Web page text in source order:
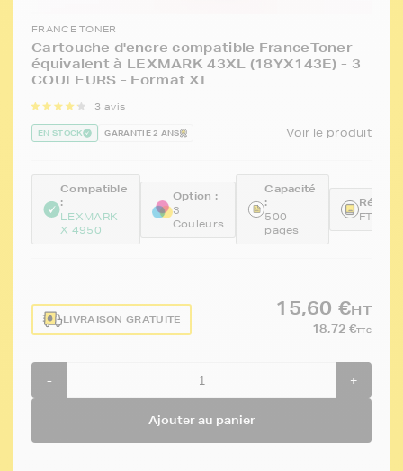
FRANCE TONER
Cartouche d'encre compatible FranceToner
équivalent à LEXMARK 43XL (18YX143E) - 3
COULEURS - Format XL
3 avis
EN STOCK GARANTIE 2 ANS Voir le produit
Compatible
:
LEXMARK
X 4950
Option :
3
Couleurs
Capacité
:
500
pages
LIVRAISON GRATUITE
15,60 €HT
18,72 €TTC
- +
Ajouter au panier